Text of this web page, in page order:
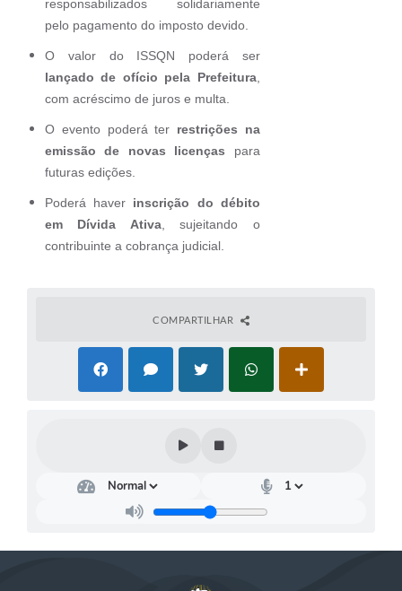
responsabilizados solidariamente
pelo pagamento do imposto devido.
O valor do ISSQN poderá ser
lançado de ofício pela Prefeitura,
com acréscimo de juros e multa.
O evento poderá ter restrições na
emissão de novas licenças para
futuras edições.
Poderá haver inscrição do débito
em Dívida Ativa, sujeitando o
contribuinte a cobrança judicial.
COMPARTILHAR